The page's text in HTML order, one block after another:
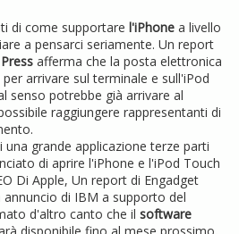
di come supportare l'iPhone a livello
a pensarci seriamente. Un report
afferma che la posta elettronica
arrivare sul terminale e sull'iPod
senso potrebbe già arrivare al
raggiungere rappresentanti di
una grande applicazione terze parti
di aprire l'iPhone e l'iPod Touch
Di Apple, Un report di Engadget
di IBM a supporto del
d'altro canto che il software